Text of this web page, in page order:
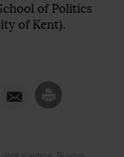
of Politics
of Kent).